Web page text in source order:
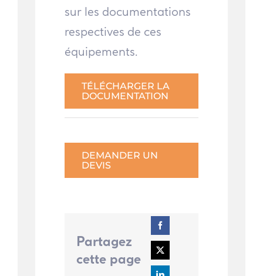
sur les documentations
respectives de ces
équipements.
TÉLÉCHARGER LA
DOCUMENTATION
DEMANDER UN
DEVIS
Partagez
cette page